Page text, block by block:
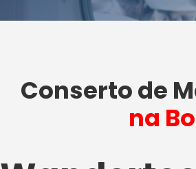
Conserto de
na